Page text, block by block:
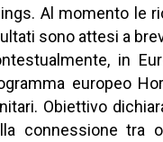
Al momento le
sono attesi a
in
europeo
Obiettivo
connessione tra